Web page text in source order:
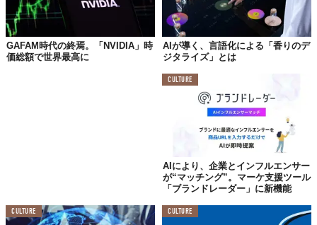
TABI LABO
この世界は、もっと広いはずだ。
GAFAM時代の終焉。「NVIDIA」時
価総額で世界最高に
AIが導く、言語化による「香りのデ
ジタライズ」とは
CULTURE
AIにより、企業とインフルエンサー
が“マッチング”。マーケ支援ツール
「ブランドレーダー」に新機能
CULTURE CULTURE